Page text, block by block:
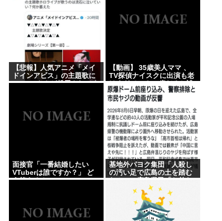
最強の調味料はマヨネーズ、異論は認める
【急募】嫁の実家でやるべきこと
Powered by livedoor 相互RSS
【悲報】人気アニメ「メイ
ドインアビス」の主題歌に
VTuberさんが起用されてま
【動画】 35歳美人ママ 、
TV探偵ナイスクに出演も老
けすぎている48歳だろと誹
謗中傷
面接官「一番結婚したい
VTuberは誰ですか？」 ど
う答える？
基地外パヨク集団「人殺し
の汚い足で広島の土を踏む
の方が汚いんじゃ！」